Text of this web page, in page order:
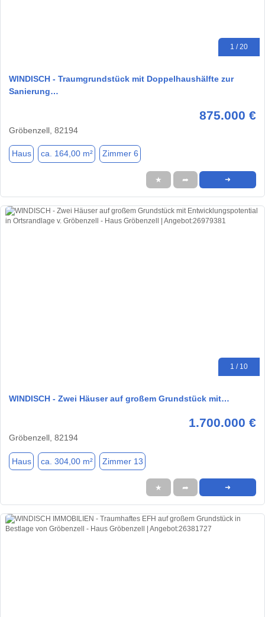
1 / 20
WINDISCH - Traumgrundstück mit Doppelhaushälfte zur
Sanierung…
875.000 €
Gröbenzell, 82194
Haus ca. 164,00 m² Zimmer 6
★ ➦ ➜
1 / 10
WINDISCH - Zwei Häuser auf großem Grundstück mit…
1.700.000 €
Gröbenzell, 82194
Haus ca. 304,00 m² Zimmer 13
★ ➦ ➜